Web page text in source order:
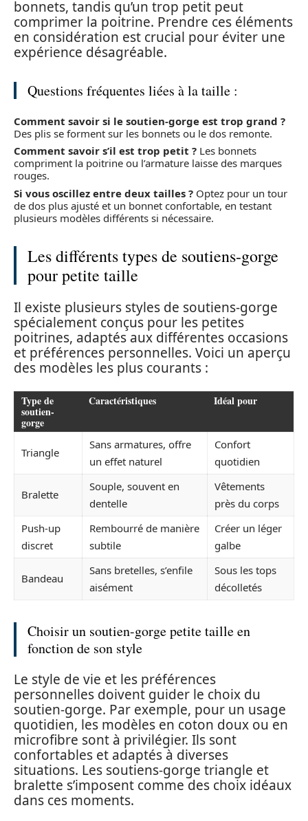
bonnets, tandis qu’un trop petit peut
comprimer la poitrine. Prendre ces éléments
en considération est crucial pour éviter une
expérience désagréable.
Questions fréquentes liées à la taille :
Comment savoir si le soutien-gorge est trop grand ?
Des plis se forment sur les bonnets ou le dos remonte.
Comment savoir s’il est trop petit ? Les bonnets
compriment la poitrine ou l’armature laisse des marques
rouges.
Si vous oscillez entre deux tailles ? Optez pour un tour
de dos plus ajusté et un bonnet confortable, en testant
plusieurs modèles différents si nécessaire.
Les différents types de soutiens-gorge
pour petite taille
Il existe plusieurs styles de soutiens-gorge
spécialement conçus pour les petites
poitrines, adaptés aux différentes occasions
et préférences personnelles. Voici un aperçu
des modèles les plus courants :
Type de
soutien-
gorge
Caractéristiques Idéal pour
Triangle
Sans armatures, offre
un effet naturel
Confort
quotidien
Bralette
Souple, souvent en
dentelle
Vêtements
près du corps
Push-up
discret
Rembourré de manière
subtile
Créer un léger
galbe
Bandeau
Sans bretelles, s’enfile
aisément
Sous les tops
décolletés
Choisir un soutien-gorge petite taille en
fonction de son style
Le style de vie et les préférences
personnelles doivent guider le choix du
soutien-gorge. Par exemple, pour un usage
quotidien, les modèles en coton doux ou en
microfibre sont à privilégier. Ils sont
confortables et adaptés à diverses
situations. Les soutiens-gorge triangle et
bralette s’imposent comme des choix idéaux
dans ces moments.